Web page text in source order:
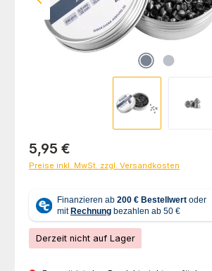
Regulärer Preis:
5,95 €
Preise inkl. MwSt. zzgl. Versandkosten
Derzeit nicht auf Lager